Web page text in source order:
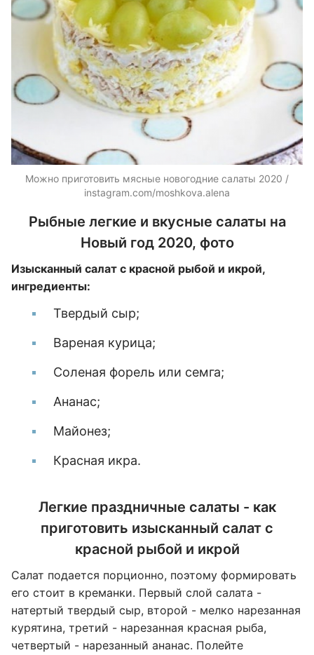
Можно приготовить мясные новогодние салаты 2020 /
instagram.com/moshkova.alena
Рыбные легкие и вкусные салаты на
Новый год 2020, фото
Изысканный салат с красной рыбой и икрой,
ингредиенты:
Твердый сыр;
Вареная курица;
Соленая форель или семга;
Ананас;
Майонез;
Красная икра.
Легкие праздничные салаты - как
приготовить изысканный салат с
красной рыбой и икрой
Салат подается порционно, поэтому формировать
его стоит в креманки. Первый слой салата -
натертый твердый сыр, второй - мелко нарезанная
курятина, третий - нарезанная красная рыба,
четвертый - нарезанный ананас. Полейте